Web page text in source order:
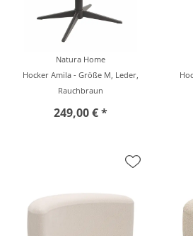
Natura Home
Hocker Amila - Größe M, Leder,
Rauchbraun
249,00 € *